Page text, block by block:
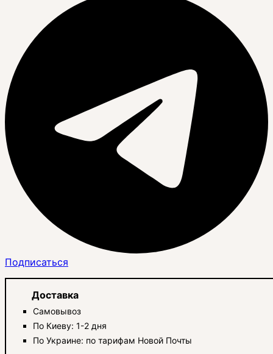
Подписаться
Доставка
Самовывоз
По Киеву: 1-2 дня
По Украине: по тарифам Новой Почты